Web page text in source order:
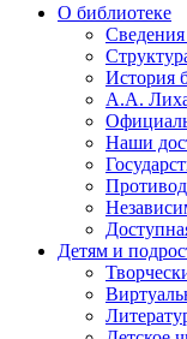
О библиотеке
История
А.А.
Наши
Детям и